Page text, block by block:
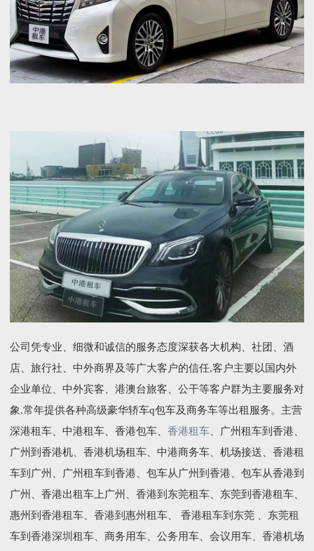
公司凭专业、细微和诚信的服务态度深获各大机构、社团、酒
店、旅行社、中外商界及等广大客户的信任,客户主要以国内外
企业单位、中外宾客、港澳台旅客、公干等客户群为主要服务对
象.常年提供各种高级豪华轿车q包车及商务车等出租服务。主营
深港租车、中港租车、香港包车、 香港租车、广州租车到香港、
广州到香港机、香港机场租车、中港商务车、机场接送、香港租
车到广州、广州租车到香港、包车从广州到香港、包车从香港到
广州、香港出租车上广州、香港到东莞租车、东莞到香港租车、
惠州到香港租车、香港到惠州租车、 香港租车到东莞 、东莞租
车到香港深圳租车、商务用车、公务用车、会议用车、香港机场